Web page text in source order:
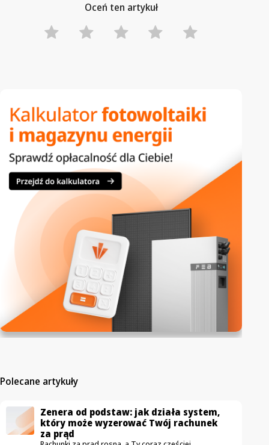
Oceń ten artykuł
Polecane artykuły
Zenera od podstaw: jak działa system,
który może wyzerować Twój rachunek
za prąd